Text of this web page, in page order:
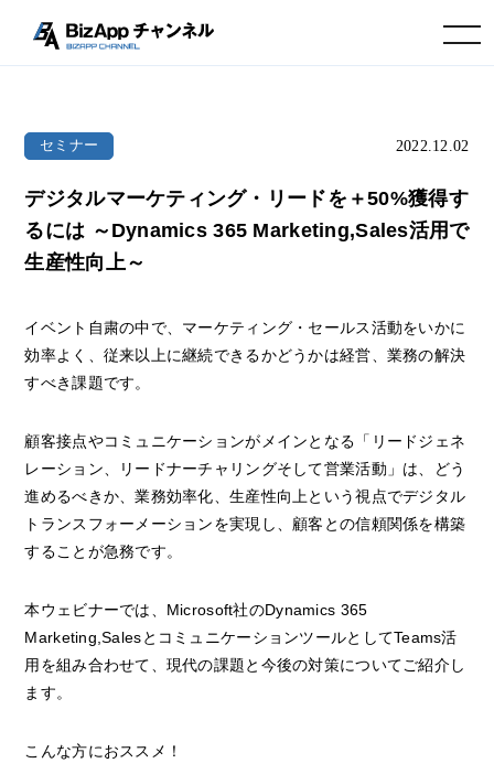
toggle navigation
セミナー 2022.12.02
デジタルマーケティング・リードを＋50%獲得す
るには ～Dynamics 365 Marketing,Sales活用で
生産性向上～
イベント自粛の中で、マーケティング・セールス活動をいかに
効率よく、従来以上に継続できるかどうかは経営、業務の解決
すべき課題です。
顧客接点やコミュニケーションがメインとなる「リードジェネ
レーション、リードナーチャリングそして営業活動」は、どう
進めるべきか、業務効率化、生産性向上という視点でデジタル
トランスフォーメーションを実現し、顧客との信頼関係を構築
することが急務です。
本ウェビナーでは、Microsoft社のDynamics 365
Marketing,SalesとコミュニケーションツールとしてTeams活
用を組み合わせて、現代の課題と今後の対策についてご紹介し
ます。
こんな方におススメ！